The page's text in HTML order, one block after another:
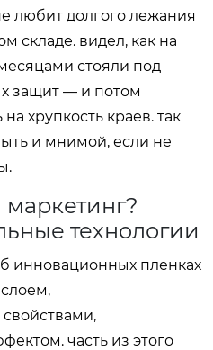
любит долгого лежания
складе. видел, как на
стояли под
защит — и потом
хрупкость краев. так
и мнимой, если не
технологии
инновационных пленках
часть из этого